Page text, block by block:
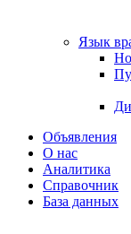
Язык
Объявления
О нас
Аналитика
Справочник
База данных